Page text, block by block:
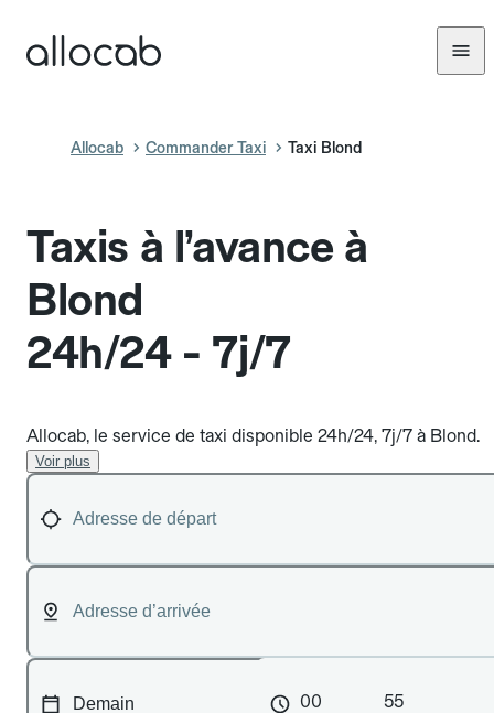
Allocab Commander Taxi Taxi Blond
Taxis à l’avance à
Blond
24h/24 - 7j/7
Allocab, le service de taxi disponible 24h/24, 7j/7 à Blond.
Voir plus
00 55